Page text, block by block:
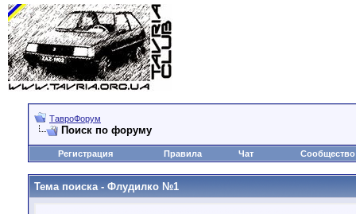
ТавроФорум
Поиск по форуму
Регистрация Правила Чат Сообщество
Тема поиска - Флудилко №1